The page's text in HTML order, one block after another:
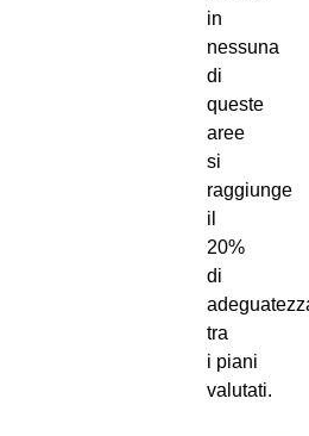
in
nessuna
di
queste
aree
si
raggiunge
il
20%
di
tra
i piani
valutati.